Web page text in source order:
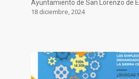
Ayuntamiento de San Lorenzo de
18 diciembre, 2024